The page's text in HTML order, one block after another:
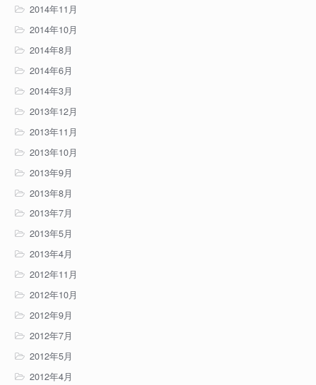
2014年11月
2014年10月
2014年8月
2014年6月
2014年3月
2013年12月
2013年11月
2013年10月
2013年9月
2013年8月
2013年7月
2013年5月
2013年4月
2012年11月
2012年10月
2012年9月
2012年7月
2012年5月
2012年4月